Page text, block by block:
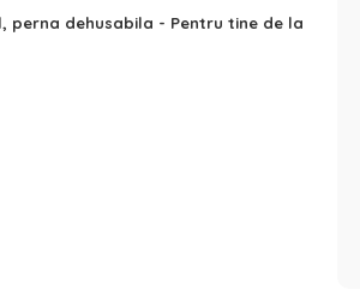
perna dehusabila - Pentru tine de la